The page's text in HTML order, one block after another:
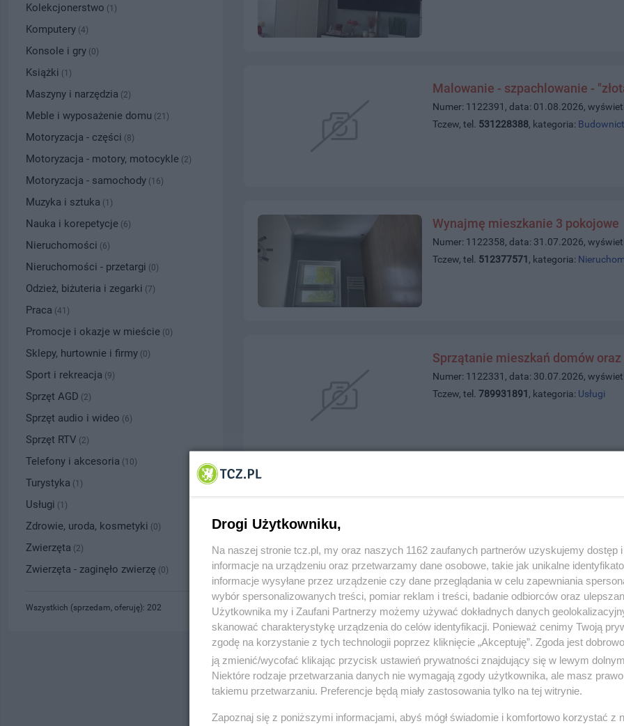
Malowanie - szpachlowanie -
Numer: 1122391, data: 01.08.2026,
Tczew, tel. 531228388, kategoria:
Wynajmę mieszkanie 3 pokojowe
Numer: 1122358, data: 31.07.2026,
Tczew, tel. 512377571, kategoria:
Sprzątanie mieszkań domów
Numer: 1122331, data: 30.07.2026,
Tczew, tel.789931891 , kategoria: Usługi
Słoneczne 3 pokoje w Centrum
Numer: 1122293, data: 27.07.2026,
Tczew, tel. 884518028, kategoria:
Kolekcjonerstwo (1)
Komputery (4)
Konsole i gry (0)
Książki (1)
Maszyny i narzędzia (2)
Meble i wyposażenie domu (21)
Motoryzacja - części (8)
Motoryzacja - motory, motocykle (2)
Motoryzacja - samochody (16)
Muzyka i sztuka (1)
Nauka i korepetycje (6)
Nieruchomości (6)
Nieruchomości - przetargi (0)
Odzież, biżuteria i zegarki (7)
Praca (41)
Promocje i okazje w mieście (0)
Sklepy, hurtownie i firmy (0)
Sport i rekreacja (9)
Sprzęt AGD (2)
Sprzęt audio i wideo (6)
Sprzęt RTV (2)
Telefony i akcesoria (10)
Turystyka (1)
Usługi (1)
Zdrowie, uroda, kosmetyki (0)
Zwierzęta (2)
Zwierzęta - zaginęło zwierzę (0)
Wszystkich (sprzedam, oferuję): 202
Drogi Użytkowniku,
Na naszej stronie tcz.pl, my oraz naszych 1162 zaufanych partnerów uzyskujemy dostęp
informacje na urządzeniu oraz przetwarzamy dane osobowe, takie jak unikalne
informacje wysyłane przez urządzenie czy dane przeglądania w celu zapewniania
wybór spersonalizowanych treści, pomiar reklam i treści, badanie odbiorców oraz
Użytkownika my i Zaufani Partnerzy możemy używać dokładnych danych
skanować charakterystykę urządzenia do celów identyfikacji. Ponieważ cenimy Twoją
zgodę na korzystanie z tych technologii poprzez kliknięcie „Akceptuję”. Zgoda jest
ją zmienić/wycofać klikając przycisk ustawień prywatności znajdujący się w lewym
Niektóre rodzaje przetwarzania danych nie wymagają zgody użytkownika, ale masz
takiemu przetwarzaniu. Preferencje będą miały zastosowania tylko na tej witrynie.
Zapoznaj się z poniższymi informacjami, abyś mógł świadomie i komfortowo korzystać z